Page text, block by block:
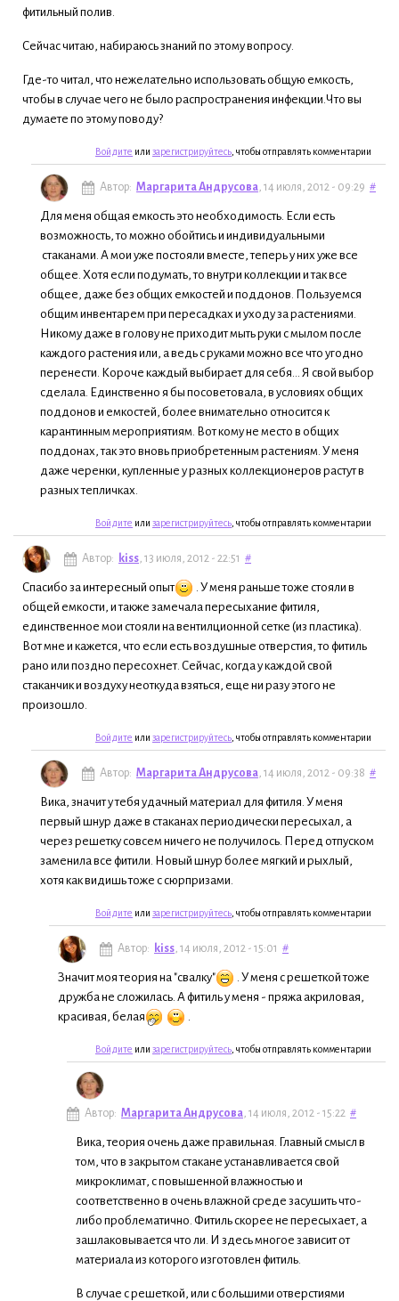
фитильный полив.
Сейчас читаю, набираюсь знаний по этому вопросу.
Где-то читал, что нежелательно использовать общую емкость,
чтобы в случае чего не было распространения инфекции.Что вы
думаете по этому поводу?
Войдите или зарегистрируйтесь , чтобы отправлять комментарии
Автор: Маргарита Андрусова, 14 июля, 2012 - 09:29 #
Для меня общая емкость это необходимость. Если есть
возможность, то можно обойтись и индивидуальными
стаканами. А мои уже постояли вместе, теперь у них уже все
общее. Хотя если подумать, то внутри коллекции и так все
общее, даже без общих емкостей и поддонов. Пользуемся
общим инвентарем при пересадках и уходу за растениями.
Никому даже в голову не приходит мыть руки с мылом после
каждого растения или, а ведь с руками можно все что угодно
перенести. Короче каждый выбирает для себя... Я свой выбор
сделала. Единственно я бы посоветовала, в условиях общих
поддонов и емкостей, более внимательно относится к
карантинным мероприятиям. Вот кому не место в общих
поддонах, так это вновь приобретенным растениям. У меня
даже черенки, купленные у разных коллекционеров растут в
разных тепличках.
Войдите или зарегистрируйтесь , чтобы отправлять комментарии
Автор: kiss, 13 июля, 2012 - 22:51 #
Спасибо за интересный опыт
. У меня раньше тоже стояли в
общей емкости, и также замечала пересыхание фитиля,
единственное мои стояли на вентилционной сетке (из пластика).
Вот мне и кажется, что если есть воздушные отверстия, то фитиль
рано или поздно пересохнет. Сейчас, когда у каждой свой
стаканчик и воздуху неоткуда взяться, еще ни разу этого не
произошло.
Войдите или зарегистрируйтесь , чтобы отправлять комментарии
Автор: Маргарита Андрусова, 14 июля, 2012 - 09:38 #
Вика, значит у тебя удачный материал для фитиля. У меня
первый шнур даже в стаканах периодически пересыхал, а
через решетку совсем ничего не получилось. Перед отпуском
заменила все фитили. Новый шнур более мягкий и рыхлый,
хотя как видишь тоже с сюрпризами.
Войдите или зарегистрируйтесь , чтобы отправлять комментарии
Автор: kiss, 14 июля, 2012 - 15:01 #
Значит моя теория на "свалку"
. У меня с решеткой тоже
дружба не сложилась. А фитиль у меня - пряжа акриловая,
красивая, белая
Войдите или зарегистрируйтесь , чтобы отправлять комментарии
Автор: Маргарита Андрусова, 14 июля, 2012 - 15:22 #
Вика, теория очень даже правильная. Главный смысл в
том, что в закрытом стакане устанавливается свой
микроклимат, с повышенной влажностью и
соответственно в очень влажной среде засушить что-
либо проблематично. Фитиль скорее не пересыхает, а
зашлаковывается что ли. И здесь многое зависит от
материала из которого изготовлен фитиль.
В случае с решеткой, или с большими отверстиями